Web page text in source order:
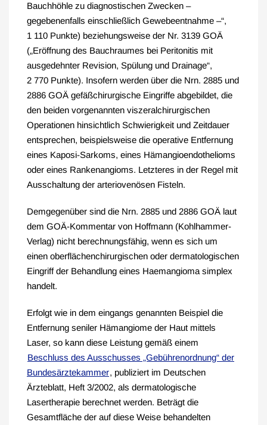
Bauchhöhle zu diagnostischen Zwecken –
gegebenenfalls einschließlich Gewebeentnahme –“,
1 110 Punkte) beziehungsweise der Nr. 3139 GOÄ
(„Eröffnung des Bauchraumes bei Peritonitis mit
ausgedehnter Revision, Spülung und Drainage“,
2 770 Punkte). Insofern werden über die Nrn. 2885 und
2886 GOÄ gefäßchirurgische Eingriffe abgebildet, die
den beiden vorgenannten viszeralchirurgischen
Operationen hinsichtlich Schwierigkeit und Zeitdauer
entsprechen, beispielsweise die operative Entfernung
eines Kaposi-Sarkoms, eines Hämangioendothelioms
oder eines Rankenangioms. Letzteres in der Regel mit
Ausschaltung der arteriovenösen Fisteln.
Demgegenüber sind die Nrn. 2885 und 2886 GOÄ laut
dem GOÄ-Kommentar von Hoffmann (Kohlhammer-
Verlag) nicht berechnungsfähig, wenn es sich um
einen oberflächenchirurgischen oder dermatologischen
Eingriff der Behandlung eines Haemangioma simplex
handelt.
Erfolgt wie in dem eingangs genannten Beispiel die
Entfernung seniler Hämangiome der Haut mittels
Laser, so kann diese Leistung gemäß einem
Beschluss des Ausschusses „Gebührenordnung“ der
Bundesärztekammer, publiziert im Deutschen
Ärzteblatt, Heft 3/2002, als dermatologische
Lasertherapie berechnet werden. Beträgt die
Gesamtfläche der auf diese Weise behandelten